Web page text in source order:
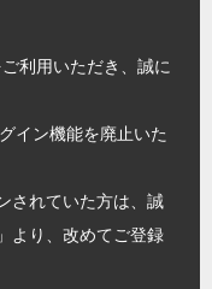
利用いただき、誠に
イン機能を廃止いた
されていた方は、誠
より、改めてご登録